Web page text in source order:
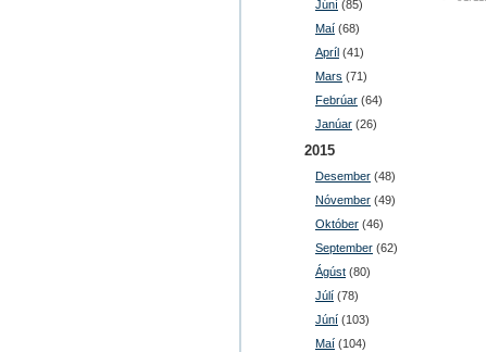
Júní (85)
Maí (68)
Apríl (41)
Mars (71)
Febrúar (64)
Janúar (26)
2015
Desember (48)
Nóvember (49)
Október (46)
September (62)
Ágúst (80)
Júlí (78)
Júní (103)
Maí (104)